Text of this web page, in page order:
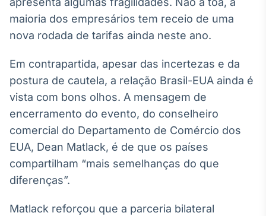
Broadcast
funcionalidades
Broadcast
Wallboard
Conteúdos e
dados para
displays e telas
Curadoria
maioria dos empresários tem receio de uma
nova rodada de tarifas ainda neste ano.
Em contrapartida, apesar das incertezas e da
postura de cautela, a relação Brasil-EUA ainda é
vista com bons olhos. A mensagem de
encerramento do evento, do conselheiro
comercial do Departamento de Comércio dos
EUA, Dean Matlack, é de que os países
compartilham “mais semelhanças do que
diferenças”.
Matlack reforçou que a parceria bilateral